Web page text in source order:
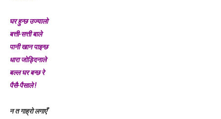
घर हुन्छ उज्यालो
बत्ती-सत्ती बाले
पानी खान पाइन्छ
धारा जोड्दिनाले
बल्ल घर बन्छ रे
पैसै-पैसाले !
न त गाह्रो लगाएँ